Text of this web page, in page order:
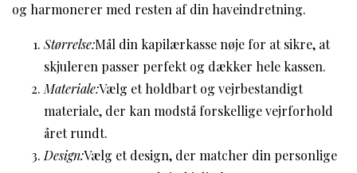
og harmonerer med resten af din haveindretning.
Størrelse:Mål din kapilærkasse nøje for at sikre, at
skjuleren passer perfekt og dækker hele kassen.
Materiale:Vælg et holdbart og vejrbestandigt
materiale, der kan modstå forskellige vejrforhold
året rundt.
Design:Vælg et design, der matcher din personlige